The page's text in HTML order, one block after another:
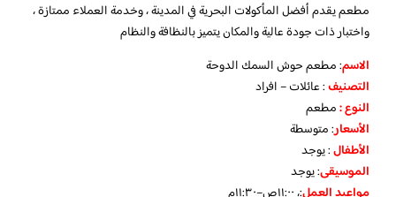
مطعم يقدم أفضل المأكولات البحرية في المدينة ، وخدمة العملاء ممتازة ،
واختبار ذات جودة عالية والمكان يتميز بالنظافة والنظام
الاسم: مطعم حوش السمك الدوحة
التصنيف: عائلات – افراد
النوع :مطعم
الأسعار:متوسطة
الأطفال:يوجد
الموسيقى:يوجد